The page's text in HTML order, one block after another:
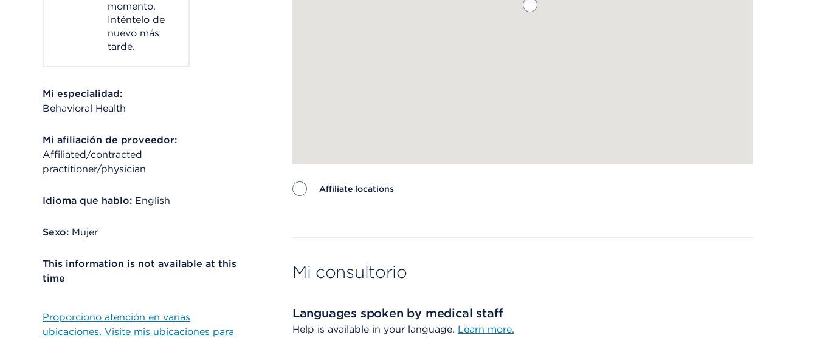
momento.
Inténtelo de
nuevo más
tarde.
Mi especialidad:
Behavioral Health
Mi afiliación de proveedor:
Affiliated/contracted
practitioner/physician
Idioma que hablo: English
Sexo: Mujer
This information is not available at this
time
Proporciono atención en varias
ubicaciones. Visite mis ubicaciones para
Affiliate locations
Mi consultorio
Languages spoken by medical staff
Help is available in your language. Learn more.